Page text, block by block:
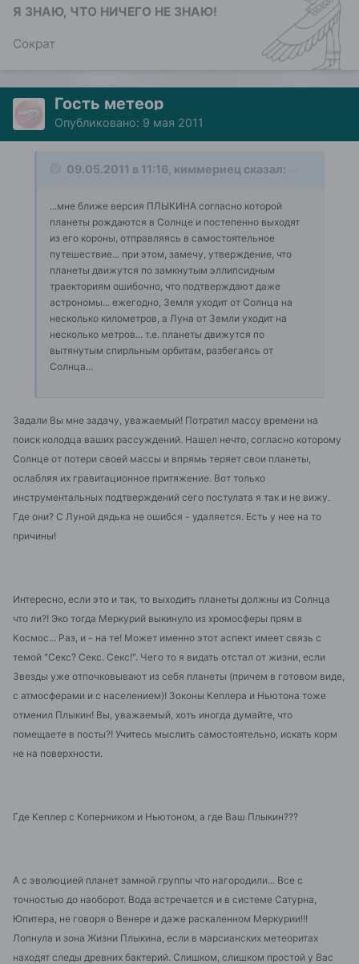
Я ЗНАЮ, ЧТО НИЧЕГО НЕ ЗНАЮ!
Сократ
Гость метеор
Опубликовано: 9 мая 2011
09.05.2011 в 11:16, киммериец сказал:
...мне ближе версия ПЛЫКИНА согласно которой
планеты рождаются в Солнце и постепенно выходят
из его короны, отправляясь в самостоятельное
путешествие... при этом, замечу, утверждение, что
планеты движутся по замкнутым эллипсидным
траекториям ошибочно, что подтверждают даже
астрономы... ежегодно, Земля уходит от Солнца на
несколько километров, а Луна от Земли уходит на
несколько метров... т.е. планеты движутся по
вытянутым спирльным орбитам, разбегаясь от
Солнца...
Задали Вы мне задачу, уважаемый! Потратил массу времени на
поиск колодца ваших рассуждений. Нашел нечто, согласно которому
Солнце от потери своей массы и впрямь теряет свои планеты,
ослабляя их гравитационное притяжение. Вот только
инструментальных подтверждений сего постулата я так и не вижу.
Где они? С Луной дядька не ошибся - удаляется. Есть у нее на то
причины!
Интересно, если это и так, то выходить планеты должны из Солнца
что ли?! Эко тогда Меркурий выкинуло из хромосферы прям в
Космос... Раз, и - на те! Может именно этот аспект имеет связь с
темой "Секс? Секс. Секс!". Чего то я видать отстал от жизни, если
Звезды уже отпочковывают из себя планеты (причем в готовом виде,
с атмосферами и с населением)! Зоконы Кеплера и Ньютона тоже
отменил Плыкин! Вы, уважаемый, хоть иногда думайте, что
помещаете в посты?! Учитесь мыслить самостоятельно, искать корм
не на поверхности.
Где Кеплер с Коперником и Ньютоном, а где Ваш Плыкин???
А с эволюцией планет замной группы что нагородили... Все с
точностью до наоборот. Вода встречается и в системе Сатурна,
Юпитера, не говоря о Венере и даже раскаленном Меркурии!!!
Лопнула и зона Жизни Плыкина, если в марсианских метеоритах
находят следы древних бактерий. Слишком, слишком простой у Вас